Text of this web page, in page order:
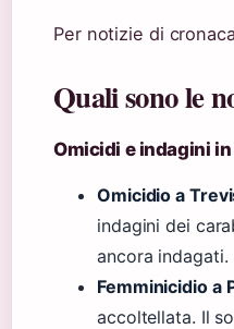
Per notizie di
Quali sono le
Omicidi e indagini
Omicidio a
indagini dei
ancora indagati.
Femminicidio a
accoltellata. Il